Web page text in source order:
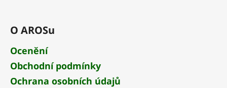
O AROSu
Ocenění
Obchodní podmínky
Ochrana osobních údajů